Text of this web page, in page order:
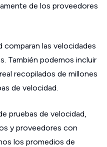
de los proveedores
las velocidades
También podemos incluir
recopilados de millones
de velocidad.
pruebas de velocidad,
y proveedores con
los promedios de